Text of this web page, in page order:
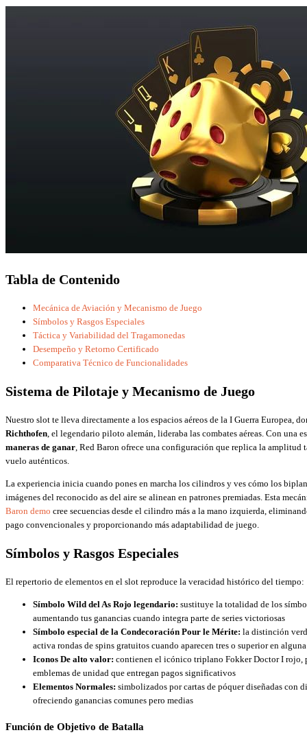
Tabla de Contenido
Mecánica de Aviación y Mecanismo de Juego
Símbolos y Rasgos Especiales
Táctica y Variabilidad del Tragamonedas
Desempeño y Retorno Certificado
Comparativa Técnico de Funcionalidades
Sistema de Pilotaje y Mecanismo de Juego
Nuestro slot te lleva directamente a los espacios aéreos de la I Guerra Europea,
Richthofen, el legendario piloto alemán, lideraba las combates aéreas. Con una
maneras de ganar, Red Baron ofrece una configuración que replica la amplitud
vuelo auténticos.
La experiencia inicia cuando pones en marcha los cilindros y ves cómo los
imágenes del reconocido as del aire se alinean en patrones premiadas. Esta
Baron demo cree secuencias desde el cilindro más a la mano izquierda,
pago convencionales y proporcionando más adaptabilidad de juego.
Símbolos y Rasgos Especiales
El repertorio de elementos en el slot reproduce la veracidad histórico del tiempo:
Símbolo Wild del As Rojo legendario: sustituye la totalidad de los
aumentando tus ganancias cuando integra parte de series victoriosas
Símbolo especial de la Condecoración Pour le Mérite: la distinción
activa rondas de spins gratuitos cuando aparecen tres o superior en
Iconos De alto valor: contienen el icónico triplano Fokker Doctor I rojo,
emblemas de unidad que entregan pagos significativos
Elementos Normales: simbolizados por cartas de póquer diseñadas con
ofreciendo ganancias comunes pero medias
Función de Objetivo de Batalla